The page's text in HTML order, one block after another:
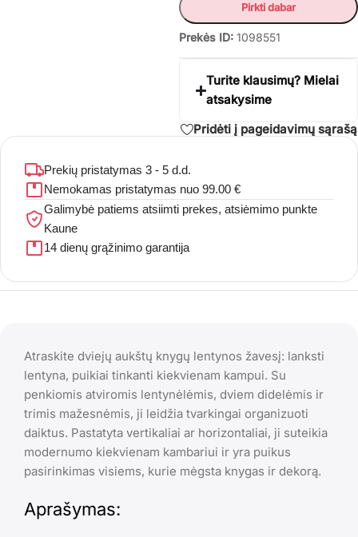
Pirkti dabar
Prekės ID: 1098551
Turite klausimų? Mielai
atsakysime
Pridėti į pageidavimų sąrašą
Prekių pristatymas 3 - 5 d.d.
Nemokamas pristatymas nuo 99.00 €
Galimybė patiems atsiimti prekes, atsiėmimo punkte
Kaune
14 dienų grąžinimo garantija
Atraskite dviejų aukštų knygų lentynos žavesį: lanksti
lentyna, puikiai tinkanti kiekvienam kampui. Su
penkiomis atviromis lentynėlėmis, dviem didelėmis ir
trimis mažesnėmis, ji leidžia tvarkingai organizuoti
daiktus. Pastatyta vertikaliai ar horizontaliai, ji suteikia
modernumo kiekvienam kambariui ir yra puikus
pasirinkimas visiems, kurie mėgsta knygas ir dekorą.
Aprašymas: